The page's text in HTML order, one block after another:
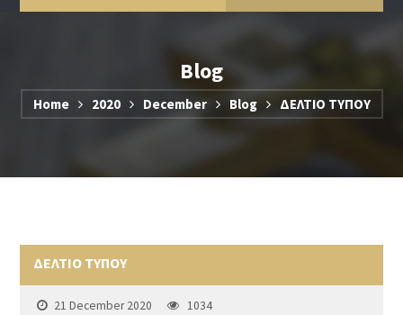
Blog
Home 2020 December Blog ΔΕΛΤΙΟ ΤΥΠΟΥ
ΔΕΛΤΙΟ ΤΥΠΟΥ
21 December 2020
1034